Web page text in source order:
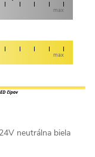
max
max
neutrálna biela